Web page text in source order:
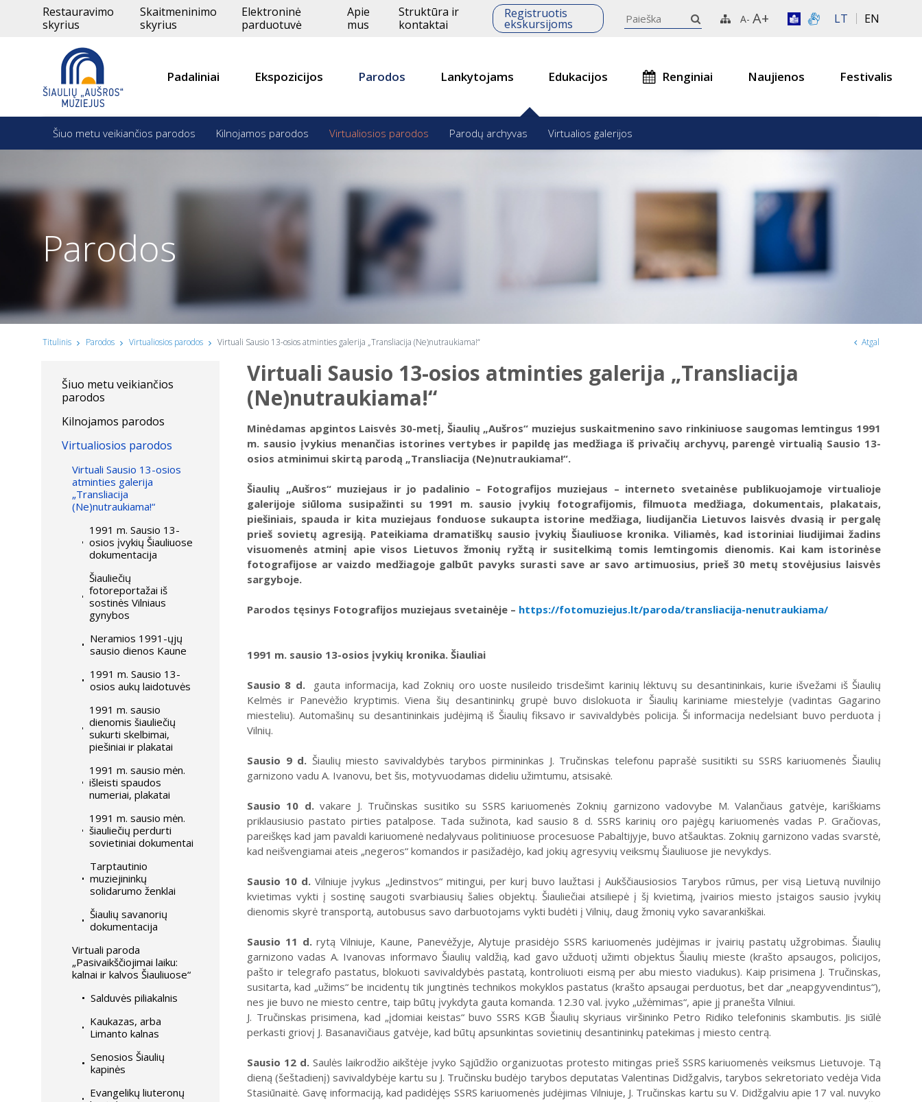
Restauravimo
skyrius
Skaitmeninimo
skyrius
Elektroninė
parduotuvė
Apie
mus
Struktūra ir
kontaktai
Registruotis
ekskursijoms A- A+ LT EN
Padaliniai Ekspozicijos Parodos
Šiuo metu veikiančios parodos Kilnojamos parodos Virtualiosios parodos Parodų archyvas Virtualios galerijos
Lankytojams Edukacijos Renginiai Naujienos Festivalis
Parodos
Titulinis Parodos Virtualiosios parodos Virtuali Sausio 13-osios atminties galerija „Transliacija (Ne)nutraukiama!“ Atgal
Šiuo metu veikiančios
parodos
Kilnojamos parodos
Virtualiosios parodos
Virtuali Sausio 13-osios
atminties galerija
„Transliacija
(Ne)nutraukiama!“
1991 m. Sausio 13-
osios įvykių Šiauliuose
dokumentacija
Šiauliečių
fotoreportažai iš
sostinės Vilniaus
gynybos
Neramios 1991-ųjų
sausio dienos Kaune
1991 m. Sausio 13-
osios aukų laidotuvės
1991 m. sausio
dienomis šiauliečių
sukurti skelbimai,
piešiniai ir plakatai
1991 m. sausio mėn.
išleisti spaudos
numeriai, plakatai
1991 m. sausio mėn.
šiauliečių perdurti
sovietiniai dokumentai
Tarptautinio
muziejininkų
solidarumo ženklai
Šiaulių savanorių
dokumentacija
Virtuali paroda
„Pasivaikščiojimai laiku:
kalnai ir kalvos Šiauliuose“
Salduvės piliakalnis
Kaukazas, arba
Limanto kalnas
Senosios Šiaulių
kapinės
Evangelikų liuteronų
Virtuali Sausio 13-osios atminties galerija „Transliacija
(Ne)nutraukiama!“
Minėdamas apgintos Laisvės 30-metį, Šiaulių „Aušros“ muziejus suskaitmenino savo rinkiniuose saugomas lemtingus 1991
m. sausio įvykius menančias istorines vertybes ir papildę jas medžiaga iš privačių archyvų, parengė virtualią Sausio 13-
osios atminimui skirtą parodą „Transliacija (Ne)nutraukiama!“.
Šiaulių „Aušros“ muziejaus ir jo padalinio – Fotografijos muziejaus – interneto svetainėse publikuojamoje virtualioje
galerijoje siūloma susipažinti su 1991 m. sausio įvykių fotografijomis, filmuota medžiaga, dokumentais, plakatais,
piešiniais, spauda ir kita muziejaus fonduose sukaupta istorine medžiaga, liudijančia Lietuvos laisvės dvasią ir pergalę
prieš sovietų agresiją. Pateikiama dramatiškų sausio įvykių Šiauliuose kronika. Viliamės, kad istoriniai liudijimai žadins
visuomenės atminį apie visos Lietuvos žmonių ryžtą ir susitelkimą tomis lemtingomis dienomis. Kai kam istorinėse
fotografijose ar vaizdo medžiagoje galbūt pavyks surasti save ar savo artimuosius, prieš 30 metų stovėjusius laisvės
sargyboje.
Parodos tęsinys Fotografijos muziejaus svetainėje – https://fotomuziejus.lt/paroda/transliacija-nenutraukiama/
1991 m. sausio 13-osios įvykių kronika. Šiauliai
Sausio 8 d.gauta informacija, kad Zoknių oro uoste nusileido trisdešimt karinių lėktuvų su desantininkais, kurie išvežami iš Šiaulių
Kelmės ir Panevėžio kryptimis. Viena šių desantininkų grupė buvo dislokuota ir Šiaulių kariniame miestelyje (vadintas Gagarino
miesteliu). Automašinų su desantininkais judėjimą iš Šiaulių fiksavo ir savivaldybės policija. Ši informacija nedelsiant buvo perduota į
Vilnių.
Sausio 9 d. Šiaulių miesto savivaldybės tarybos pirmininkas J. Tručinskas telefonu paprašė susitikti su SSRS kariuomenės Šiaulių
garnizono vadu A. Ivanovu, bet šis, motyvuodamas dideliu užimtumu, atsisakė.
Sausio 10 d.vakare J. Tručinskas susitiko su SSRS kariuomenės Zoknių garnizono vadovybe M. Valančiaus gatvėje, kariškiams
priklausiusio pastato pirties patalpose. Tada sužinota, kad sausio 8 d. SSRS karinių oro pajėgų kariuomenės vadas P. Gračiovas,
pareiškęs kad jam pavaldi kariuomenė nedalyvaus politiniuose procesuose Pabaltijyje, buvo atšauktas. Zoknių garnizono vadas svarstė,
kad neišvengiamai ateis „negeros“ komandos ir pasižadėjo, kad jokių agresyvių veiksmų Šiauliuose jie nevykdys.
Sausio 10 d. Vilniuje įvykus „Jedinstvos“ mitingui, per kurį buvo laužtasi į Aukščiausiosios Tarybos rūmus, per visą Lietuvą nuvilnijo
kvietimas vykti į sostinę saugoti svarbiausių šalies objektų. Šiauliečiai atsiliepė į šį kvietimą, įvairios miesto įstaigos sausio įvykių
dienomis skyrė transportą, autobusus savo darbuotojams vykti budėti į Vilnių, daug žmonių vyko savarankiškai.
Sausio 11 d.rytą Vilniuje, Kaune, Panevėžyje, Alytuje prasidėjo SSRS kariuomenės judėjimas ir įvairių pastatų užgrobimas. Šiaulių
garnizono vadas A. Ivanovas informavo Šiaulių valdžią, kad gavo užduotį užimti objektus Šiaulių mieste (krašto apsaugos, policijos,
pašto ir telegrafo pastatus, blokuoti savivaldybės pastatą, kontroliuoti eismą per abu miesto viadukus). Kaip prisimena J. Tručinskas,
susitarta, kad „užims“ be incidentų tik jungtinės technikos mokyklos pastatus (krašto apsaugai perduotus, bet dar „neapgyvendintus“),
nes jie buvo ne miesto centre, taip būtų įvykdyta gauta komanda. 12.30 val. įvyko „užėmimas“, apie jį pranešta Vilniui.
J. Tručinskas prisimena, kad „įdomiai keistas“ buvo SSRS KGB Šiaulių skyriaus viršininko Petro Ridiko telefoninis skambutis. Jis siūlė
perkasti griovį J. Basanavičiaus gatvėje, kad būtų apsunkintas sovietinių desantininkų patekimas į miesto centrą.
Sausio 12 d.Saulės laikrodžio aikštėje įvyko Sąjūdžio organizuotas protesto mitingas prieš SSRS kariuomenės veiksmus Lietuvoje. Tą
dieną (šeštadienį) savivaldybėje kartu su J. Tručinsku budėjo tarybos deputatas Valentinas Didžgalvis, tarybos sekretoriato vedėja Vida
Stasiūnaitė. Gavę informaciją, kad padidėjęs SSRS kariuomenės judėjimas Vilniuje, J. Tručinskas kartu su V. Didžgalviu apie 17 val. nuvyko